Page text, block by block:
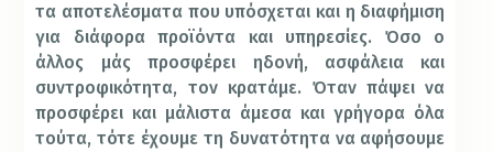
τα αποτελέσματα που υπόσχεται και η διαφήμιση
για διάφορα προϊόντα και υπηρεσίες. Όσο ο
άλλος μάς προσφέρει ηδονή, ασφάλεια και
συντροφικότητα, τον κρατάμε. Όταν πάψει να
προσφέρει και μάλιστα άμεσα και γρήγορα όλα
τούτα, τότε έχουμε τη δυνατότητα να αφήσουμε